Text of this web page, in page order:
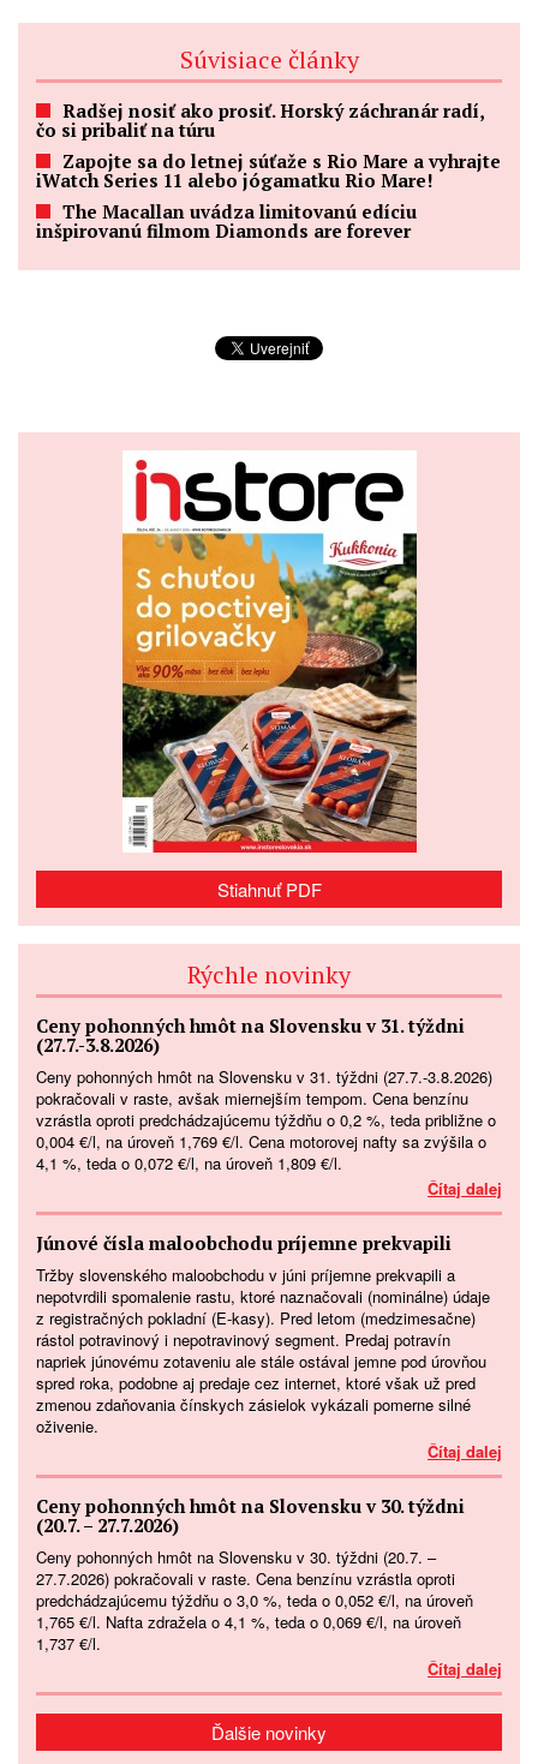
Súvisiace články
Radšej nosiť ako prosiť. Horský záchranár radí,
čo si pribaliť na túru
Zapojte sa do letnej súťaže s Rio Mare a vyhrajte
iWatch Series 11 alebo jógamatku Rio Mare!
The Macallan uvádza limitovanú edíciu
inšpirovanú filmom Diamonds are forever
Stiahnuť PDF
Rýchle novinky
Ceny pohonných hmôt na Slovensku v 31. týždni
(27.7.-3.8.2026)
Ceny pohonných hmôt na Slovensku v 31. týždni (27.7.-3.8.2026)
pokračovali v raste, avšak miernejším tempom. Cena benzínu
vzrástla oproti predchádzajúcemu týždňu o 0,2 %, teda približne o
0,004 €/l, na úroveň 1,769 €/l. Cena motorovej nafty sa zvýšila o
4,1 %, teda o 0,072 €/l, na úroveň 1,809 €/l.
Čítaj dalej
Júnové čísla maloobchodu príjemne prekvapili
Tržby slovenského maloobchodu v júni príjemne prekvapili a
nepotvrdili spomalenie rastu, ktoré naznačovali (nominálne) údaje
z registračných pokladní (E-kasy). Pred letom (medzimesačne)
rástol potravinový i nepotravinový segment. Predaj potravín
napriek júnovému zotaveniu ale stále ostával jemne pod úrovňou
spred roka, podobne aj predaje cez internet, ktoré však už pred
zmenou zdaňovania čínskych zásielok vykázali pomerne silné
oživenie.
Čítaj dalej
Ceny pohonných hmôt na Slovensku v 30. týždni
(20.7. – 27.7.2026)
Ceny pohonných hmôt na Slovensku v 30. týždni (20.7. –
27.7.2026) pokračovali v raste. Cena benzínu vzrástla oproti
predchádzajúcemu týždňu o 3,0 %, teda o 0,052 €/l, na úroveň
1,765 €/l. Nafta zdražela o 4,1 %, teda o 0,069 €/l, na úroveň
1,737 €/l.
Čítaj dalej
Ďalšie novinky